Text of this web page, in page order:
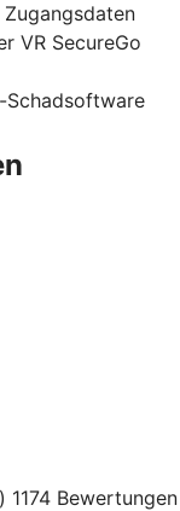
VR SecureGo
Schadsoftware
1174 Bewertungen